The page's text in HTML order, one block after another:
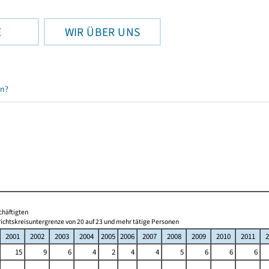
WIR ÜBER UNS
von 20 auf 23 und mehr tätige Personen
2001 2002 2003 2004 2005 2006 2007 2008 2009 2010 2011
15 9 6 4 2 4 4 5 6 6
6